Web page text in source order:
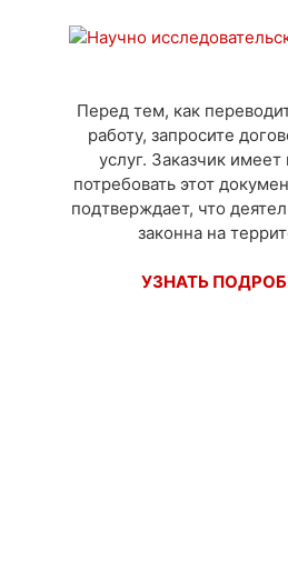
Перед тем, как
работу, запросите
услуг. Заказчик
потребовать этот
подтверждает, что
законна на
УЗНАТЬ